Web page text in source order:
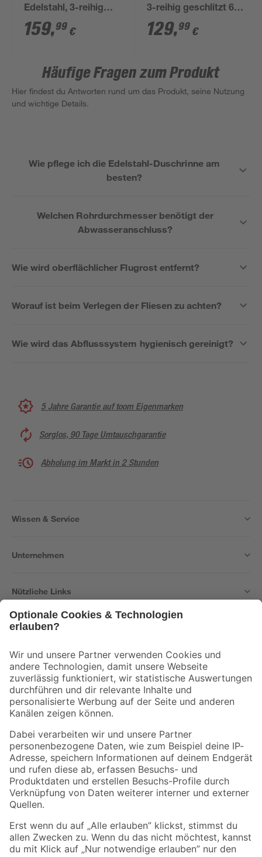
Edelstahl, 3-reihig
gelocht
159,99 €
3-reihig geschlitzt 60
cm
129,99 €
Häufige Fragen zum Produkt
Hier findest du Antworten rund um das Produkt, seine Nutzung
und wichtige Details.
Wie pflege ich die Edelstahl-Duschrinne am
besten?
Welchen Rohrdurchmesser benötigt der
Abwasseranschluss?
Wie wird oberflächlicher Flugrost entfernt?
Worauf ist beim Verlegen der Fliesen zu achten?
Wie wird das Abflusssystem hygienisch gereinigt?
5 Jahre Garantie auf toom Eigenmarken
Sorglos, 90 Tage Umtauschgarantie
Abholung im Markt in 2 Stunden
Wissen & Service
Unternehmen
Nützliche Links
Der toom Newsletter: Keine Angebote und Aktionen mehr verpassen!
Zur Newsletter Anmeldung
Folge uns
Zahlungsarten Versandarten
Sicher einkaufen
Jetzt die toom-App herunterladen